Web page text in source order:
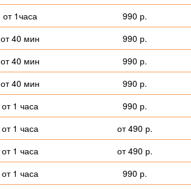
от 1часа
990 р.
от 40 мин
990 р.
от 40 мин
990 р.
от 40 мин
990 р.
от 1 часа
990 р.
от 1 часа
от 490 р.
от 1 часа
от 490 р.
от 1 часа
990 р.